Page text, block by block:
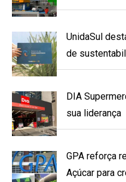
UnidaSul
de
DIA
sua liderança
GPA reforça
Açúcar para